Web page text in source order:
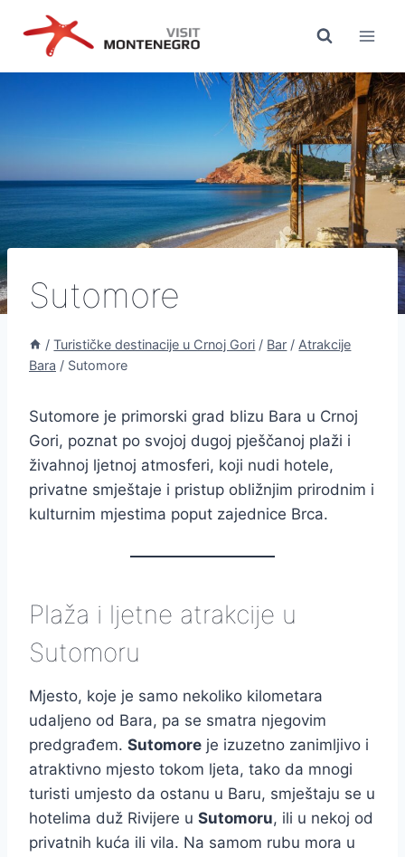
Preskoči
sadržaj
Sutomore
/ Turističke destinacije u Crnoj Gori / Bar / Atrakcije
Bara / Sutomore
Sutomore je primorski grad blizu Bara u Crnoj
Gori, poznat po svojoj dugoj pješčanoj plaži i
živahnoj ljetnoj atmosferi, koji nudi hotele,
privatne smještaje i pristup obližnjim prirodnim i
kulturnim mjestima poput zajednice Brca.
Plaža i ljetne atrakcije u
Sutomoru
Mjesto, koje je samo nekoliko kilometara
udaljeno od Bara, pa se smatra njegovim
predgrađem. Sutomore je izuzetno zanimljivo i
atraktivno mjesto tokom ljeta, tako da mnogi
turisti umjesto da ostanu u Baru, smještaju se u
hotelima duž Rivijere u Sutomoru, ili u nekoj od
privatnih kuća ili vila. Na samom rubu mora u